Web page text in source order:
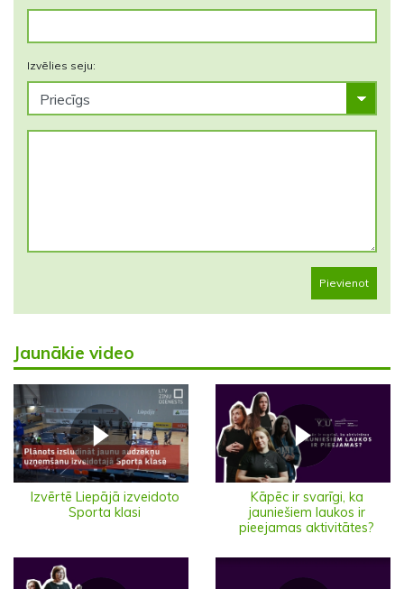
Izvēlies seju:
Pievienot
Jaunākie video
Izvērtē Liepājā izveidoto
Sporta klasi
Kāpēc ir svarīgi, ka
jauniešiem laukos ir
pieejamas aktivitātes?